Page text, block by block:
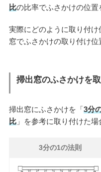
比の比率でふさかけの位置
実際にどのように取り付
窓でふさかけの取り付け位
掃出窓のふさかけを
掃出窓にふさかけを「3分
比」を参考に取り付けた場
3分の1の法則